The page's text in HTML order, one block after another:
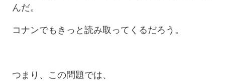
んだ。
コナンでもきっと読み取ってくるだろう。
つまり、この問題では、